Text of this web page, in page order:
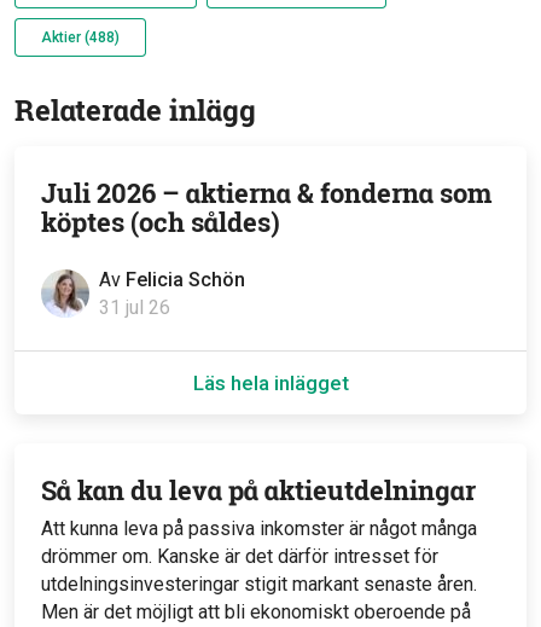
Aktier (488)
Relaterade inlägg
Av Felicia Schön
31 jul 26
Juli 2026 – aktierna & fonderna som
köptes (och såldes)
Läs hela inlägget
Så kan du leva på aktieutdelningar
Att kunna leva på passiva inkomster är något många
drömmer om. Kanske är det därför intresset för
utdelningsinvesteringar stigit markant senaste åren.
Men är det möjligt att bli ekonomiskt oberoende på